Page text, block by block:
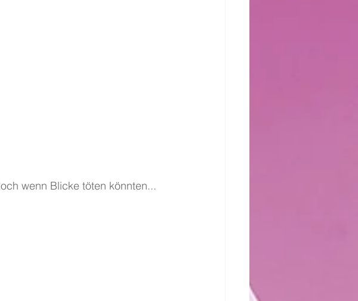
wenn Blicke töten könnten...